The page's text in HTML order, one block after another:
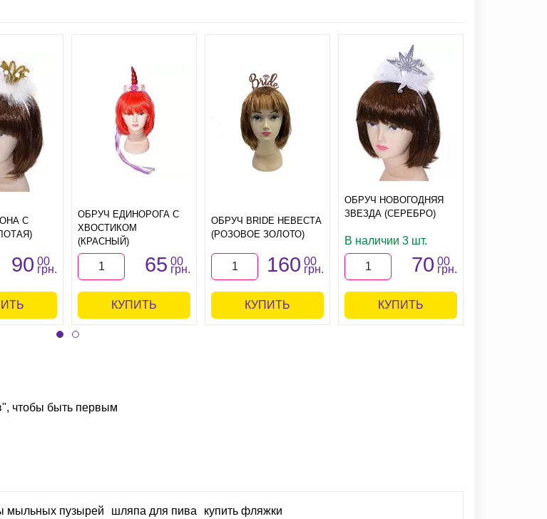
С
90 00
грн.
ОБРУЧ ЕДИНОРОГА С
ХВОСТИКОМ
(КРАСНЫЙ)
65 00
грн.
КУПИТЬ
ОБРУЧ BRIDE НЕВЕСТА
(РОЗОВОЕ ЗОЛОТО)
160 00
грн.
КУПИТЬ
ОБРУЧ НОВОГОДНЯЯ
ЗВЕЗДА (СЕРЕБРО)
В наличии 3 шт.
70 00
грн.
КУПИТЬ
чтобы быть первым
мыльных пузырей шляпа для пива
купить фляжки